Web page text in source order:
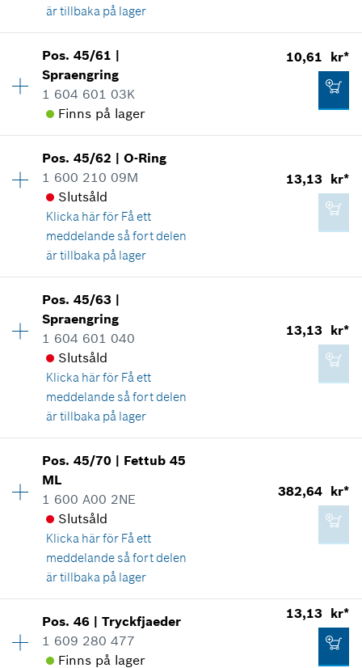
18,86 kr*
*Alla priser inkluderar moms
Lägg till i kundvagn
är tillbaka på lager
Tillgänglighet
Prisgrupp:46
Reservdelsinformationer
Användningsbevis
Visa som illustration
1 386,61 kr*
Pos.45/61 |
Spraengring
1 604 601 03K
Finns på lager
10,61 kr*
Prisgrupp: 10
Reservdelsinformationer
Användningsbevis
Visa som illustration
10,61 kr*
*Alla priser inkluderar moms
Lägg till i kundvagn
Pos.45/62 |O-Ring
1 600 210 09M
Slutsåld
Klicka här för Få ett
meddelande så fort delen
är tillbaka på lager
13,13 kr*
Prisgrupp: 11
Reservdelsinformationer
Användningsbevis
Visa som illustration
13,13 kr*
*Alla priser inkluderar moms
Lägg till i kundvagn
Pos.45/63 |
Spraengring
1 604 601 040
Slutsåld
Klicka här för Få ett
meddelande så fort delen
är tillbaka på lager
13,13 kr*
Tillgänglighet 1
Prisgrupp
Reservdelsinformationer
Användningsbevis
Visa som illustration
13,13 kr*
Pos.45/70 | Fettub 45
ML
1 600 A00 2NE
Slutsåld
Klicka här för Få ett
meddelande så fort delen
är tillbaka på lager
382,64 kr*
Tillgänglighet 1
Prisgrupp :32
Reservdelsinformationer
Pos.46 |Tryckfjaeder
1 609 280 477
Finns på lager
13,13 kr*